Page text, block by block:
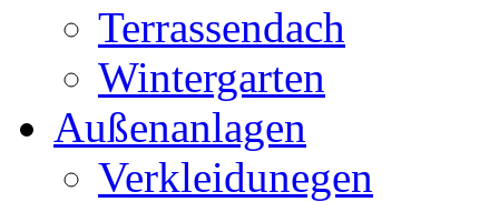
Terrassendach
Wintergarten
Außenanlagen
Verkleidunegen